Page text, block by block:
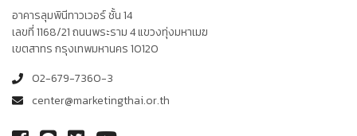
อาคารลุมพินีทาวเวอร์ ชั้น 14
เลขที่ 1168/21 ถนนพระราม 4 แขวงทุ่งมหาเมฆ
เขตสาทร กรุงเทพมหานคร 10120
02-679-7360-3
center@marketingthai.or.th